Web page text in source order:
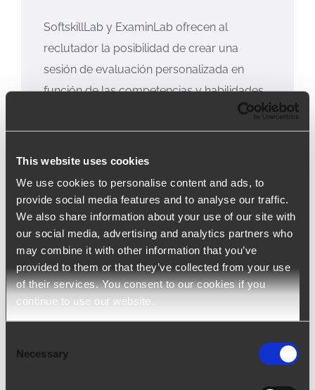
This website uses cookies
We use cookies to personalise content and ads, to
provide social media features and to analyse our traffic.
We also share information about your use of our site with
our social media, advertising and analytics partners who
may combine it with other information that you’ve
provided to them or that they’ve collected from your use
of their services. You consent to our cookies if you
continue to use our website.
Selection
Necessary
SoftskillLab y ExaminLab ofrecen al
reclutador la posibilidad de crear una
sesión de evaluación personalizada en
función de las competencias y habilidades
determinado.
El sistema es capaz de enviar
simultáneamente a cada candidato varias
pruebas en un solo correo electrónico, con
el fin de obtener una evaluación clara y
completa de la persona.
En el segundo paso de la creación de una
nueva sesión, se pueden seleccionar varias